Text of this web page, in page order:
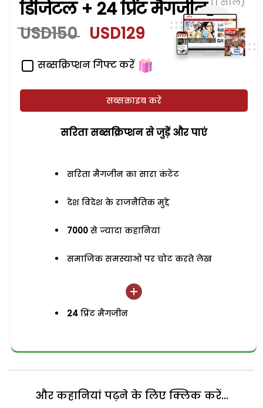
डिजिटल + 24 प्रिंट मैगजीन
USD150 USD129
सब्सक्रिप्शन गिफ्ट करें
सब्सक्राइब करें
सरिता सब्सक्रिप्शन से जुड़ेें और पाएं
सरिता मैगजीन का सारा कंटेंट
देश विदेश के राजनैतिक मुद्दे
7000 से ज्यादा कहानियां
समाजिक समस्याओं पर चोट करते लेख
24 प्रिंट मैगजीन
और कहानियां पढ़ने के लिए क्लिक करें...